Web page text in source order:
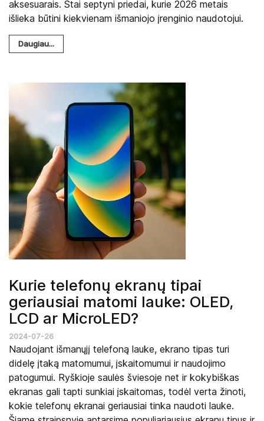
aksesuarais. Štai septyni priedai, kurie 2026 metais
išlieka būtini kiekvienam išmaniojo įrenginio naudotojui.
Daugiau...
Kurie telefonų ekranų tipai
geriausiai matomi lauke: OLED,
LCD ar MicroLED?
2024-07-26
Naudojant išmanųjį telefoną lauke, ekrano tipas turi
didelę įtaką matomumui, įskaitomumui ir naudojimo
patogumui. Ryškioje saulės šviesoje net ir kokybiškas
ekranas gali tapti sunkiai įskaitomas, todėl verta žinoti,
kokie telefonų ekranai geriausiai tinka naudoti lauke.